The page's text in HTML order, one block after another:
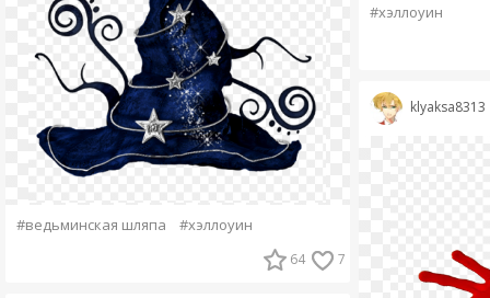
#ведьминская шляпа #хэллоуин
64 7
#хэллоуин
klyaksa8313